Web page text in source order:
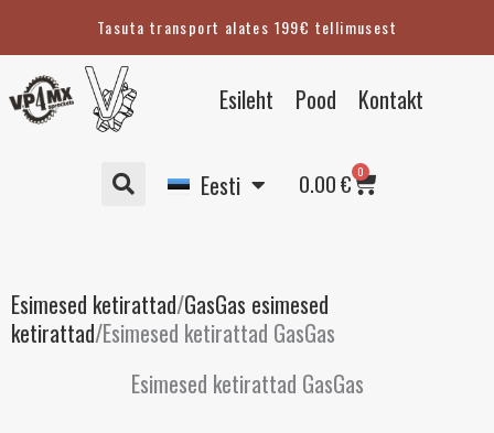
content
Tasuta transport alates 199€ tellimusest
Esileht Pood Kontakt
Eesti
Suomi
Deutsch
0.00€ 0
Cart
Esimesed ketirattad/GasGas esimesed
ketirattad/Esimesed ketirattad GasGas
Esimesed ketirattad GasGas